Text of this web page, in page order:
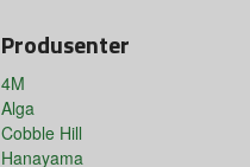
Produsenter
4M
Alga
Cobble Hill
Hanayama